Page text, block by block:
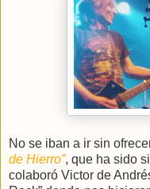
No se iban a ir sin
de Hierro”, que ha sido
colaboró Victor de